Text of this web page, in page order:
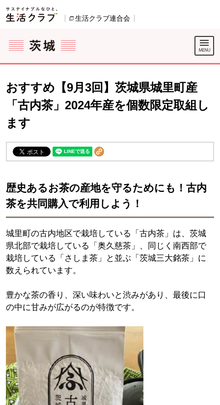
ページの先頭です。
生活クラブ連合会
ここからサイト内共通メニューです。
サイト内共通メニューをスキップする
サイト内共通メニューここまで。
おすすめ【9月3回】茨城県城里町産
「古内茶」2024年産を個数限定取組し
ます
歴史あるお茶の産地を守るためにも！古内
茶を共同購入で利用しよう！
城里町の古内地区で栽培している「古内茶」は、茨城
県北部で栽培している「奥久慈茶」、同じく南西部で
栽培している「さしま茶」と並ぶ「茨城三大銘茶」に
数えられています。
豊かな茶の香り、深い味わいと渋みがあり、最後に口
の中に甘みが広がるのが特徴です。